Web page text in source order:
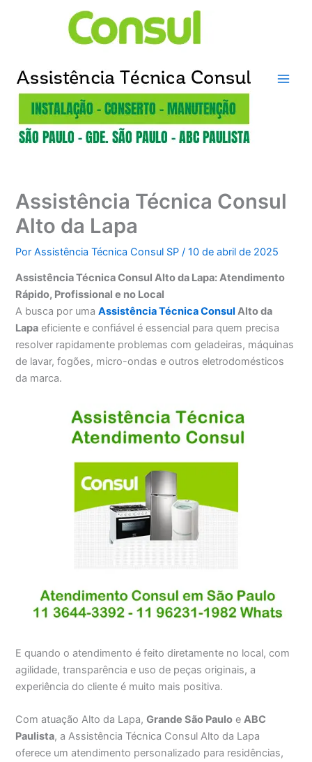
Assistência Técnica Consul
Alto da Lapa
PorAssistência Técnica Consul SP/10 de abril de 2025
Assistência Técnica Consul Alto da Lapa: Atendimento
Rápido, Profissional e no Local
A busca por umaAssistência Técnica Consul Alto da
Lapa eficiente e confiável é essencial para quem precisa
resolver rapidamente problemas com geladeiras, máquinas
de lavar, fogões, micro-ondas e outros eletrodomésticos
da marca.
E quando o atendimento é feito diretamente no local, com
agilidade, transparência e uso de peças originais, a
experiência do cliente é muito mais positiva.
Com atuação Alto da Lapa,Grande São Paulo eABC
Paulista, a Assistência Técnica Consul Alto da Lapa
oferece um atendimento personalizado para residências,